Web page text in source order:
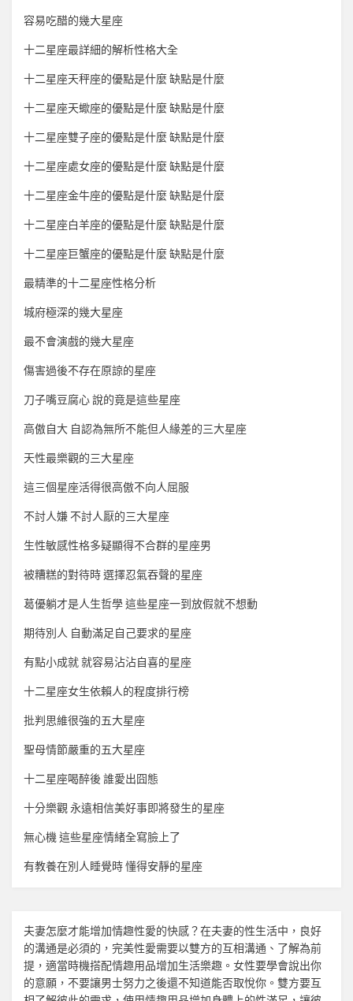
容易吃醋的幾大星座
十二星座最詳細的解析性格大全
十二星座天秤座的優點是什麼 缺點是什麼
十二星座天蠍座的優點是什麼 缺點是什麼
十二星座雙子座的優點是什麼 缺點是什麼
十二星座處女座的優點是什麼 缺點是什麼
十二星座金牛座的優點是什麼 缺點是什麼
十二星座白羊座的優點是什麼 缺點是什麼
十二星座巨蟹座的優點是什麼 缺點是什麼
最精準的十二星座性格分析
城府極深的幾大星座
最不會演戲的幾大星座
傷害過後不存在原諒的星座
刀子嘴豆腐心 說的竟是這些星座
高傲自大 自認為無所不能但人緣差的三大星座
天性最樂觀的三大星座
這三個星座活得很高傲不向人屈服
不討人嫌 不討人厭的三大星座
生性敏感性格多疑顯得不合群的星座男
被糟糕的對待時 選擇忍氣吞聲的星座
葛優躺才是人生哲學 這些星座一到放假就不想動
期待別人 自動滿足自己要求的星座
有點小成就 就容易沾沾自喜的星座
十二星座女生依賴人的程度排行榜
批判思維很強的五大星座
聖母情節嚴重的五大星座
十二星座喝醉後 誰愛出囧態
十分樂觀 永遠相信美好事即將發生的星座
無心機 這些星座情緒全寫臉上了
有教養在別人睡覺時 懂得安靜的星座
夫妻怎麼才能增加情趣性愛的快感？在夫妻的性生活中，良好
的溝通是必須的，完美性愛需要以雙方的互相溝通、了解為前
提，適當時機搭配情趣用品增加生活樂趣。女性要學會說出你
的意願，不要讓男士努力之後還不知道能否取悅你。雙方要互